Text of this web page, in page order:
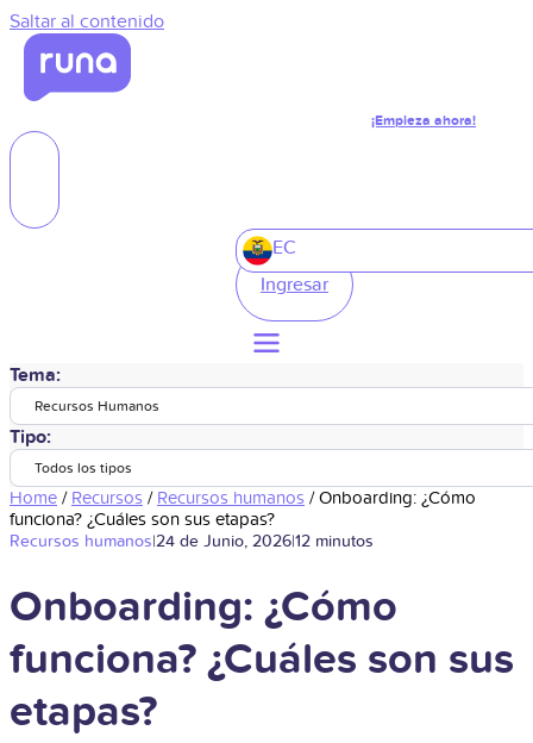
Saltar al contenido
¡Empieza ahora!
EC
Ingresar
Tema:
Recursos Humanos
Tipo:
Todos los tipos
Home / Recursos / Recursos humanos /Onboarding: ¿Cómo
funciona? ¿Cuáles son sus etapas?
Recursos humanos|24 de Junio, 2026|12 minutos
Onboarding: ¿Cómo
funciona? ¿Cuáles son sus
etapas?